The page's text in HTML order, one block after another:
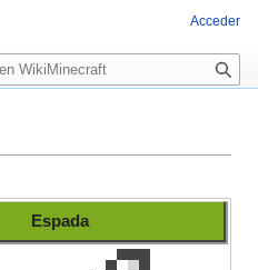
Espada
Acceder